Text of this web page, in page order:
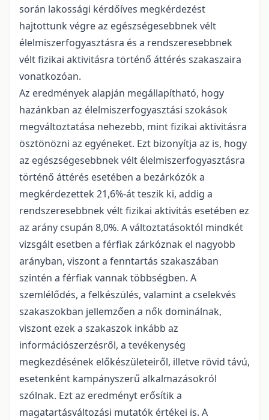
során lakossági kérdőíves megkérdezést
hajtottunk végre az egészségesebbnek vélt
élelmiszerfogyasztásra és a rendszeresebbnek
vélt fizikai aktivitásra történő áttérés szakaszaira
vonatkozóan.
Az eredmények alapján megállapítható, hogy
hazánkban az élelmiszerfogyasztási szokások
megváltoztatása nehezebb, mint fizikai aktivitásra
ösztönözni az egyéneket. Ezt bizonyítja az is, hogy
az egészségesebbnek vélt élelmiszerfogyasztásra
történő áttérés esetében a bezárkózók a
megkérdezettek 21,6%-át teszik ki, addig a
rendszeresebbnek vélt fizikai aktivitás esetében ez
az arány csupán 8,0%. A változtatásoktól mindkét
vizsgált esetben a férfiak zárkóznak el nagyobb
arányban, viszont a fenntartás szakaszában
szintén a férfiak vannak többségben. A
szemlélődés, a felkészülés, valamint a cselekvés
szakaszokban jellemzően a nők dominálnak,
viszont ezek a szakaszok inkább az
információszerzésről, a tevékenység
megkezdésének előkészületeiről, illetve rövid távú,
esetenként kampányszerű alkalmazásokról
szólnak. Ezt az eredményt erősítik a
magatartásváltozási mutatók értékei is. A